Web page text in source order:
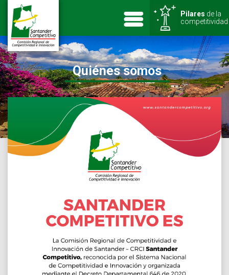
Pilares de la
competitividad
Quiénes somos